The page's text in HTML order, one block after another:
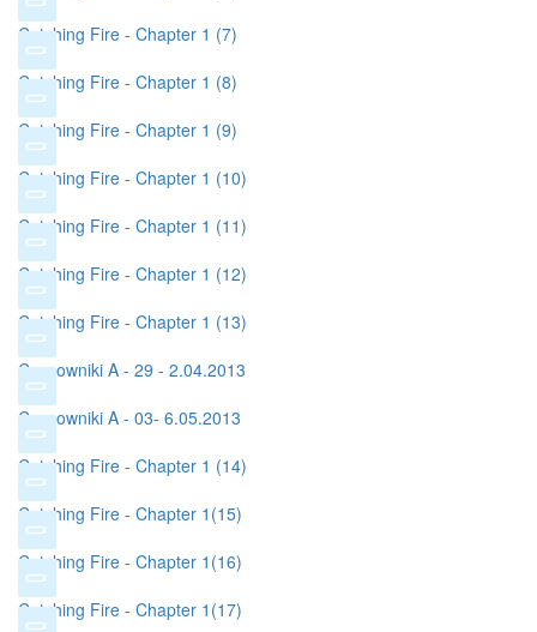
Catching Fire - Chapter 1 (7)
Catching Fire - Chapter 1 (8)
Catching Fire - Chapter 1 (9)
Catching Fire - Chapter 1 (10)
Catching Fire - Chapter 1 (11)
Catching Fire - Chapter 1 (12)
Catching Fire - Chapter 1 (13)
Czasowniki A - 29 - 2.04.2013
Czasowniki A - 03- 6.05.2013
Catching Fire - Chapter 1 (14)
Catching Fire - Chapter 1(15)
Catching Fire - Chapter 1(16)
Catching Fire - Chapter 1(17)